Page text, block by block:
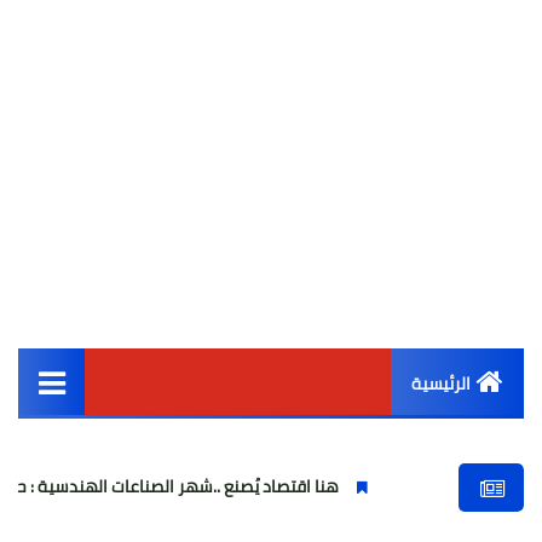
الرئيسية
أخبار مصر
هنا اقتصاد يُصنع ..شهر الصناعات الهندسية : حيث تتحول الفكرة